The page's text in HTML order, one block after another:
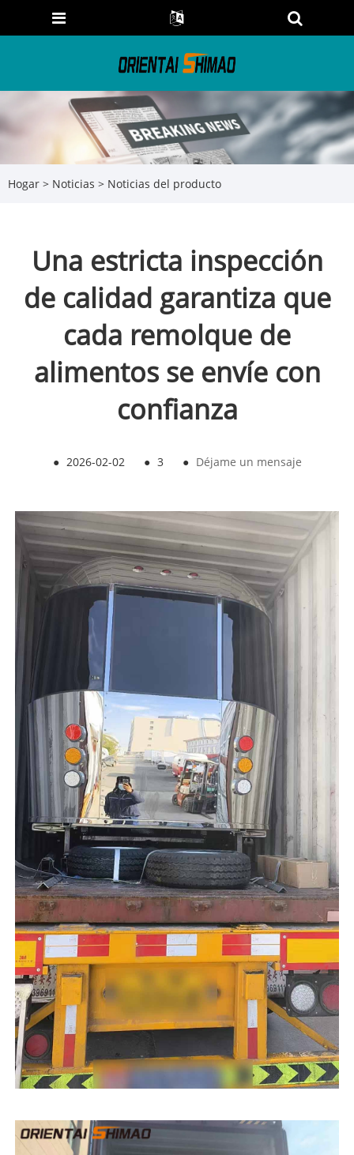
Hogar > Noticias > Noticias del producto
Una estricta inspección
de calidad garantiza que
cada remolque de
alimentos se envíe con
confianza
● 2026-02-02 ● 3 ● Déjame un mensaje